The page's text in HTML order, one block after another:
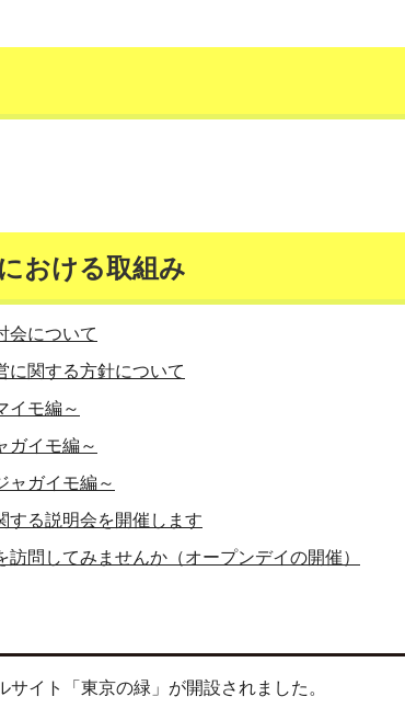
おける取組み
会について
に関する方針について
イモ編～
イモ編～
ガイモ編～
する説明会を開催します
問してみませんか（オープンデイの開催）
イト「東京の緑」が開設されました。